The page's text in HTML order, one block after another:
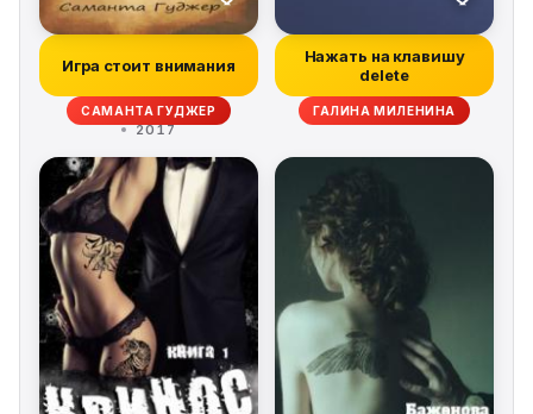
Игра стоит внимания
САМАНТА ГУДЖЕР
2017
Нажать на клавишу
delete
ГАЛИНА МИЛЕНИНА